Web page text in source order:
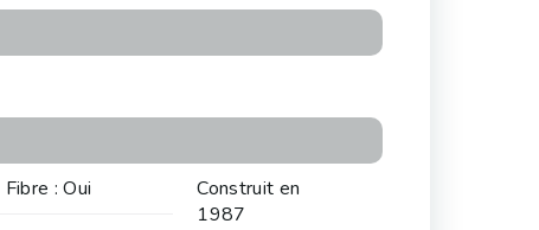
Fibre : Oui
Construit en
1987